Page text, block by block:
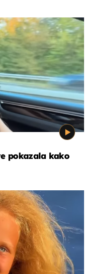
pokazala kako